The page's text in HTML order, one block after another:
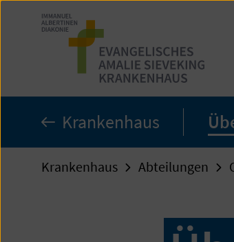
Zum
Seiteninhalt
Krankenhaus
Krankenhaus Abteilungen